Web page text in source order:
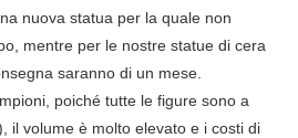
nuova statua per la quale non
mentre per le nostre statue di cera
saranno di un mese.
poiché tutte le figure sono a
il volume è molto elevato e i costi di